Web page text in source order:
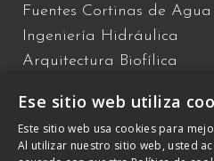
Fuentes Cortinas de Agua
Ingeniería Hidráulica
Arquitectura Biofílica
Fuentes Flotantes
Fuentes Interactivas
Ese sitio web utiliza
Este sitio web usa cookies para
Al utilizar nuestro sitio web, usted